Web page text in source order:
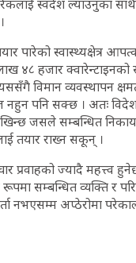
स्वदेश ल्याउनुका
पारेको स्वास्थ्यक्षेत्र
४८ हजार क्वारेन्टाइनको
विमान व्यवस्थापन
नहुन पनि सक्छ । अतः
जसले सम्बन्धित
तयार राख्न सकून् ।
प्रवाहको ज्यादै महत्त्व
सम्बन्धित व्यक्ति र
नभएसम्म अप्ठेरोमा